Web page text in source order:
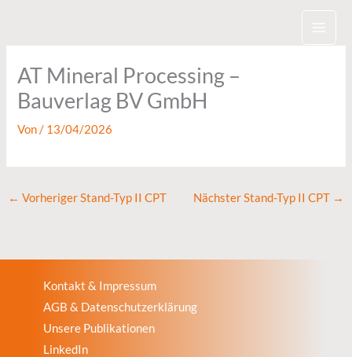
AT Mineral Processing –
Bauverlag BV GmbH
Von/ 13/04/2026
← Vorheriger Stand-Typ II CPT Nächster Stand-Typ II CPT →
Kontakt & Impressum
AGB & Datenschutzerklärung
Unsere Publikationen
LinkedIn